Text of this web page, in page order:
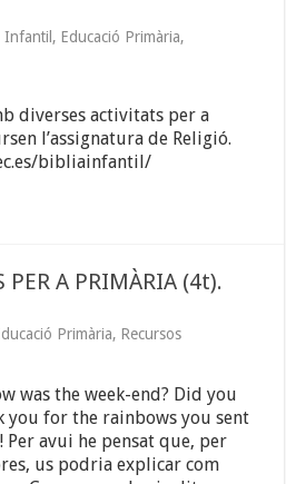
Infantil , Educació Primària,
diverses activitats per a
l’assignatura de Religió.
bibliainfantil/
PER A PRIMÀRIA (4t).
Primària, Recursos
was the week-end? Did you
you for the rainbows you sent
Per avui he pensat que, per
us podria explicar com